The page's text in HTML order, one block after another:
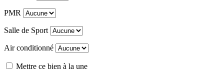
PMR
Salle de Sport
Air conditionné
Mettre ce bien à la une